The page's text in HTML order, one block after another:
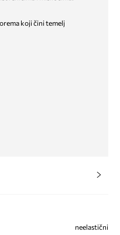
koji čini temelj
neelastični